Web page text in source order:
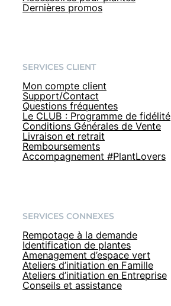
Dernières promos
SERVICES CLIENT
Mon compte client
Support/Contact
Questions fréquentes
Le CLUB : Programme de fidélité
Conditions Générales de Vente
Livraison et retrait
Remboursements
Accompagnement #PlantLovers
SERVICES CONNEXES
Rempotage à la demande
Identification de plantes
Amenagement d’espace vert
Ateliers d’initiation en Famille
Ateliers d’initiation en Entreprise
Conseils et assistance